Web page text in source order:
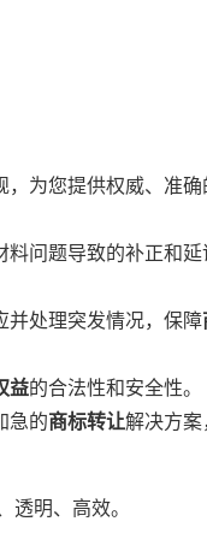
，为您提供权威、准确
问题导致的补正和延
并处理突发情况，保障
益的合法性和安全性。
急的商标转让解决方案
透明、高效。